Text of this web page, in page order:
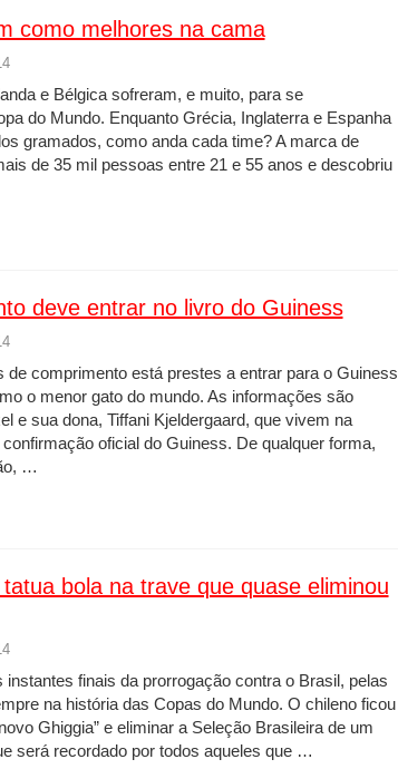
como melhores na cama
e Bélgica sofreram, e muito, para se
do Mundo. Enquanto Grécia, Inglaterra e Espanha
gramados, como anda cada time? A marca de
de 35 mil pessoas entre 21 e 55 anos e descobriu
deve entrar no livro do Guiness
de comprimento está prestes a entrar para o Guiness
o menor gato do mundo. As informações são
e sua dona, Tiffani Kjeldergaard, que vivem na
oficial do Guiness. De qualquer forma,
…
bola na trave que quase eliminou
finais da prorrogação contra o Brasil, pelas
na história das Copas do Mundo. O chileno ficou
Ghiggia” e eliminar a Seleção Brasileira de um
será recordado por todos aqueles que …